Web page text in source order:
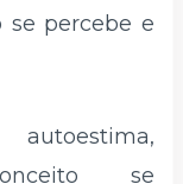
percebe e
se